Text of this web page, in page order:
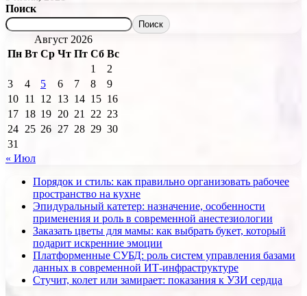
Поиск
Поиск
Август 2026
Пн Вт Ср Чт Пт Сб Вс
1
2
3
4 5 6 7 8
9
10 11 12 13 14 15 16
17 18 19 20 21 22 23
24 25 26 27 28 29 30
31
« Июл
Порядок и стиль: как правильно организовать рабочее
пространство на кухне
Эпидуральный катетер: назначение, особенности
применения и роль в современной анестезиологии
Заказать цветы для мамы: как выбрать букет, который
подарит искренние эмоции
Платформенные СУБД: роль систем управления базами
данных в современной ИТ-инфраструктуре
Стучит, колет или замирает: показания к УЗИ сердца